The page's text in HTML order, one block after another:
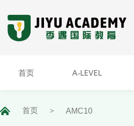
首页
A-LEVEL
首页 AMC10